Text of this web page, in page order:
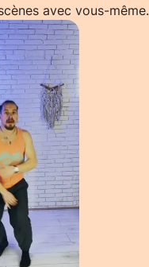
avec vous-même.